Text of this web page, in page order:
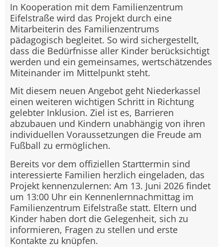
In Kooperation mit dem Familienzentrum
Eifelstraße wird das Projekt durch eine
Mitarbeiterin des Familienzentrums
pädagogisch begleitet. So wird sichergestellt,
dass die Bedürfnisse aller Kinder berücksichtigt
werden und ein gemeinsames, wertschätzendes
Miteinander im Mittelpunkt steht.
Mit diesem neuen Angebot geht Niederkassel
einen weiteren wichtigen Schritt in Richtung
gelebter Inklusion. Ziel ist es, Barrieren
abzubauen und Kindern unabhängig von ihren
individuellen Voraussetzungen die Freude am
Fußball zu ermöglichen.
Bereits vor dem offiziellen Starttermin sind
interessierte Familien herzlich eingeladen, das
Projekt kennenzulernen: Am 13. Juni 2026 findet
um 13:00 Uhr ein Kennenlernnachmittag im
Familienzentrum Eifelstraße statt. Eltern und
Kinder haben dort die Gelegenheit, sich zu
informieren, Fragen zu stellen und erste
Kontakte zu knüpfen.